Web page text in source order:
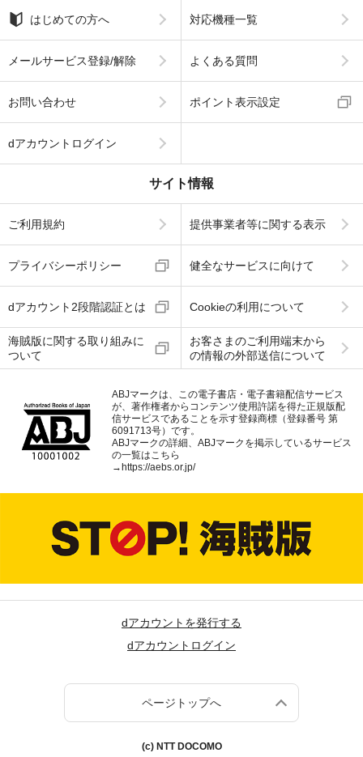
はじめての方へ 対応機種一覧
メールサービス登録/解除 よくある質問
お問い合わせ ポイント表示設定
dアカウントログイン
サイト情報
ご利用規約 提供事業者等に関する表示
プライバシーポリシー 健全なサービスに向けて
dアカウント2段階認証とは Cookieの利用について
海賊版に関する取り組みに
ついて
お客さまのご利用端末から
の情報の外部送信について
ABJマークは、この電子書店・電子書籍配信サービス
が、著作権者からコンテンツ使用許諾を得た正規版配
信サービスであることを示す登録商標（登録番号 第
6091713号）です。
ABJマークの詳細、ABJマークを掲示しているサービス
の一覧はこちら
→ https://aebs.or.jp/
dアカウントを発行する
dアカウントログイン
ページトップへ
(c) NTT DOCOMO